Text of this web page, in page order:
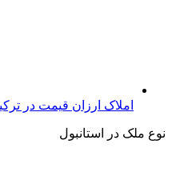
املاک ارزان قیمت در
نوع ملک در استانبول